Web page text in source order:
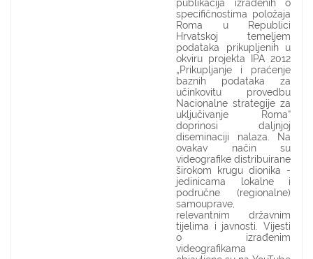
publikacija izrađenih o
specifičnostima položaja
Roma u Republici
Hrvatskoj temeljem
podataka prikupljenih u
okviru projekta IPA 2012
„Prikupljanje i praćenje
baznih podataka za
učinkovitu provedbu
Nacionalne strategije za
uključivanje Roma“
doprinosi daljnjoj
diseminaciji nalaza. Na
ovakav način su
videografike distribuirane
širokom krugu dionika -
jedinicama lokalne i
područne (regionalne)
samouprave,
relevantnim državnim
tijelima i javnosti. Vijesti
o izrađenim
videografikama